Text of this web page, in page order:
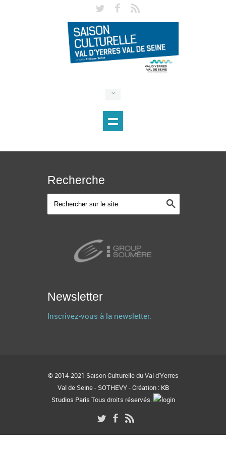
Recherche
Newsletter
Inscrivez-vous à la newsletter.
© 2014-2021 Saison Culturelle du Val d'Yerres
Val de Seine - SOTHEVY - Création : KB
Studios Paris Tous droits réservés.